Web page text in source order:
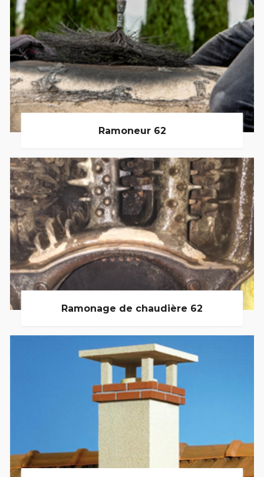
Ramoneur 62
Ramonage de chaudière 62